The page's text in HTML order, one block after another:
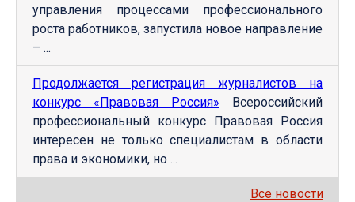
управления процессами профессионального
роста работников, запустила новое направление
– ...
Продолжается регистрация журналистов на
конкурс «Правовая Россия» Всероссийский
профессиональный конкурс Правовая Россия
интересен не только специалистам в области
права и экономики, но ...
Все новости